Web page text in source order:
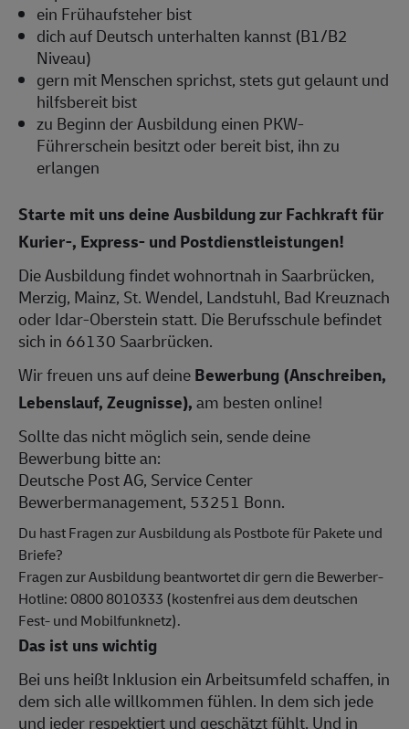
ein Frühaufsteher bist
dich auf Deutsch unterhalten kannst (B1/B2
Niveau)
gern mit Menschen sprichst, stets gut gelaunt und
hilfsbereit bist
zu Beginn der Ausbildung einen PKW-
Führerschein besitzt oder bereit bist, ihn zu
erlangen
Starte mit uns deine Ausbildung zur Fachkraft für
Kurier-, Express- und Postdienstleistungen!
Die Ausbildung findet wohnortnah in Saarbrücken,
Merzig, Mainz, St. Wendel, Landstuhl, Bad Kreuznach
oder Idar-Oberstein statt. Die Berufsschule befindet
sich in 66130 Saarbrücken.
Wir freuen uns auf deineBewerbung (Anschreiben,
Lebenslauf, Zeugnisse),am besten online!
Sollte das nicht möglich sein, sende deine
Bewerbung bitte an:
Deutsche Post AG, Service Center
Bewerbermanagement, 53251 Bonn.
Du hast Fragen zur Ausbildung als Postbote für Pakete und
Briefe?
Fragen zur Ausbildung beantwortet dir gern die Bewerber-
Hotline: 0800 8010333 (kostenfrei aus dem deutschen
Fest- und Mobilfunknetz).
Das ist uns wichtig
Bei uns heißt Inklusion ein Arbeitsumfeld schaffen, in
dem sich alle willkommen fühlen. In dem sich jede
und jeder respektiert und geschätzt fühlt. Und in